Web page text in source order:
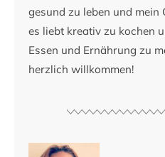
gesund zu leben und mein
es liebt kreativ zu kochen
Essen und Ernährung zu
herzlich willkommen!